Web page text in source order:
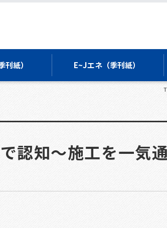
刊紙） E~Jエネ（季刊紙）
認知～施工を一気